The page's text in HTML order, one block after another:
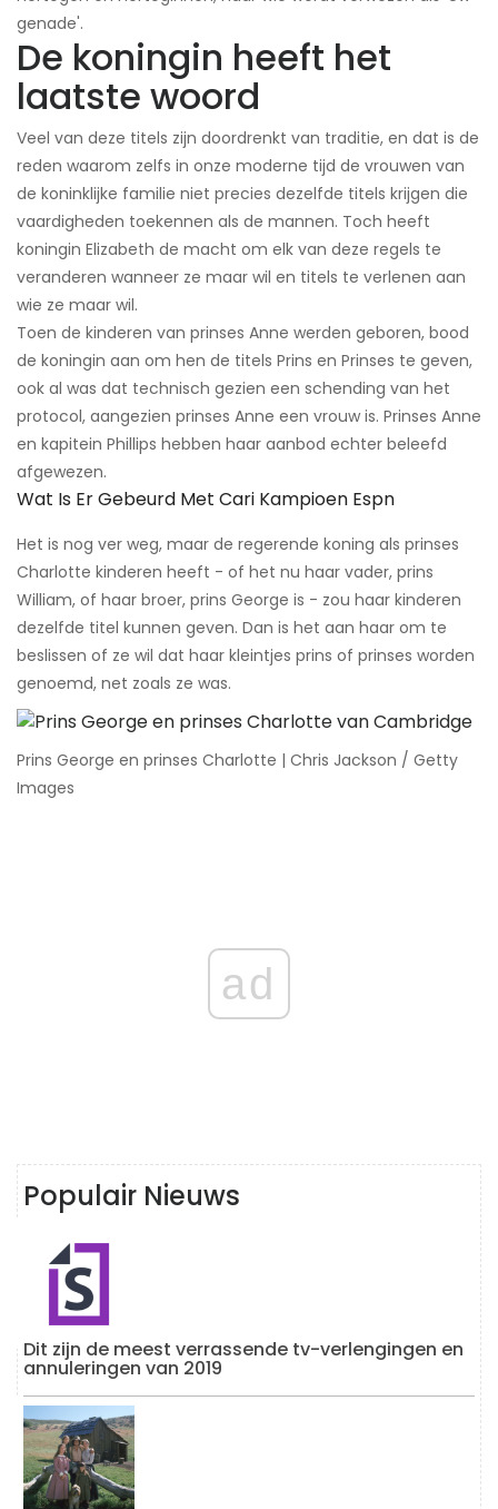
genade'.
De koningin heeft het
laatste woord
Veel van deze titels zijn doordrenkt van traditie, en dat is de
reden waarom zelfs in onze moderne tijd de vrouwen van
de koninklijke familie niet precies dezelfde titels krijgen die
vaardigheden toekennen als de mannen. Toch heeft
koningin Elizabeth de macht om elk van deze regels te
veranderen wanneer ze maar wil en titels te verlenen aan
wie ze maar wil.
Toen de kinderen van prinses Anne werden geboren, bood
de koningin aan om hen de titels Prins en Prinses te geven,
ook al was dat technisch gezien een schending van het
protocol, aangezien prinses Anne een vrouw is. Prinses Anne
en kapitein Phillips hebben haar aanbod echter beleefd
afgewezen.
Wat Is Er Gebeurd Met Cari Kampioen Espn
Het is nog ver weg, maar de regerende koning als prinses
Charlotte kinderen heeft - of het nu haar vader, prins
William, of haar broer, prins George is - zou haar kinderen
dezelfde titel kunnen geven. Dan is het aan haar om te
beslissen of ze wil dat haar kleintjes prins of prinses worden
genoemd, net zoals ze was.
Prins George en prinses Charlotte | Chris Jackson / Getty
Images
ad
Populair Nieuws
Dit zijn de meest verrassende tv-verlengingen en
annuleringen van 2019